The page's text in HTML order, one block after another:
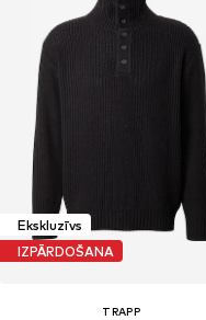
Ekskluzīvs
IZPĀRDOŠANA
TRAPP